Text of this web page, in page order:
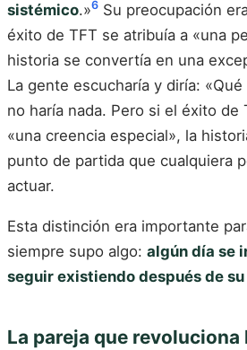
sistémico.»6 Su preocupación
éxito de TFT se atribuía a «una
historia se convertía en una
La gente escucharía y diría:
no haría nada. Pero si el éxito de
«una creencia especial», la
punto de partida que cualquiera
actuar.
Esta distinción era importante
siempre supo algo: algún día se
seguir existiendo después de
La pareja que revoluciona